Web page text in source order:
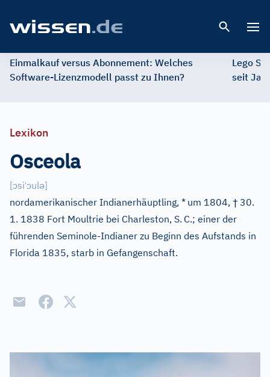
Einmalkauf versus Abonnement: Welches
Software-Lizenzmodell passt zu Ihnen?
Lego
seit
Lexikon
Osceola
[ɔsiˈɔulə]
nordamerikanischer Indianerhäuptling, * um 1804, †30.
1. 1838 Fort Moultrie bei Charleston, S. C.; einer der
führenden Seminole-Indianer zu Beginn des Aufstands in
Florida 1835, starb in Gefangenschaft.